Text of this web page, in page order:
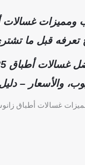
ومميزات
تعرفه قبل ما
والأسعار –
غسالات أطباق